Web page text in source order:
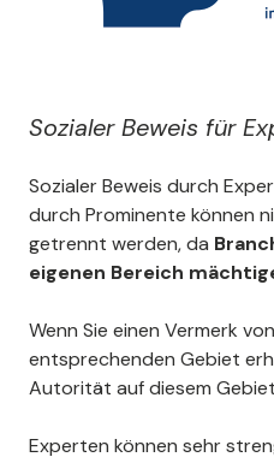
Sozialer Beweis für
Sozialer Beweis durch
durch Prominente können
getrennt werden, da
eigenen Bereich
Wenn Sie einen Vermerk
entsprechenden Gebiet
Autorität auf diesem
Experten können sehr